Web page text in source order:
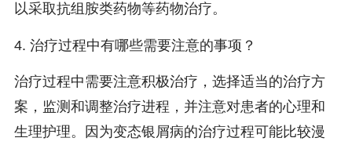
以采取抗组胺类药物等药物治疗。
4. 治疗过程中有哪些需要注意的事项？
治疗过程中需要注意积极治疗，选择适当的治疗方
案，监测和调整治疗进程，并注意对患者的心理和
生理护理。因为变态银屑病的治疗过程可能比较漫